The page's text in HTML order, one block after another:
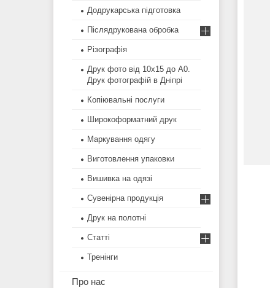
Додрукарська підготовка
Післядрукована обробка
Різографія
Друк фото від 10х15 до А0.
Друк фотографій в Дніпрі
Копіювальні послуги
Широкоформатний друк
Маркування одягу
Виготовлення упаковки
Вишивка на одязі
Сувенірна продукція
Друк на полотні
Статті
Тренінги
Про нас